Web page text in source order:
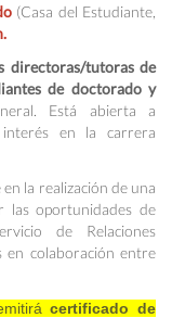
(Casa del Estudiante,
directoras/tutoras de
de doctorado y
Está abierta a
en la carrera
la realización de una
las oportunidades de
de Relaciones
en colaboración entre
certificado de